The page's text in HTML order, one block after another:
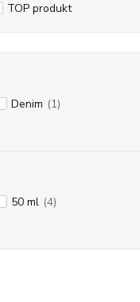
TOP produkt
Denim (1)
50 ml (4)